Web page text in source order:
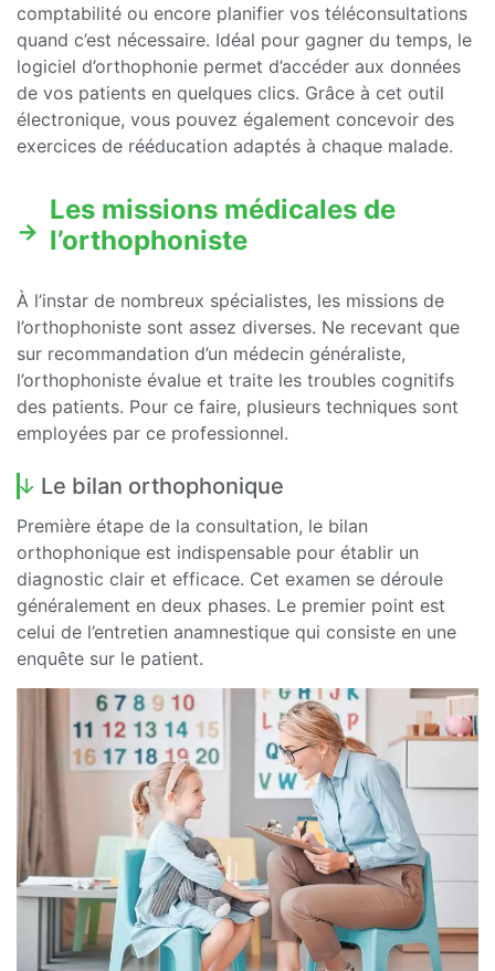
comptabilité ou encore planifier vos téléconsultations
quand c’est nécessaire. Idéal pour gagner du temps, le
logiciel d’orthophonie permet d’accéder aux données
de vos patients en quelques clics. Grâce à cet outil
électronique, vous pouvez également concevoir des
exercices de rééducation adaptés à chaque malade.
Les missions médicales de
l’orthophoniste
À l’instar de nombreux spécialistes, les missions de
l’orthophoniste sont assez diverses. Ne recevant que
sur recommandation d’un médecin généraliste,
l’orthophoniste évalue et traite les troubles cognitifs
des patients. Pour ce faire, plusieurs techniques sont
employées par ce professionnel.
Le bilan orthophonique
Première étape de la consultation, le bilan
orthophonique est indispensable pour établir un
diagnostic clair et efficace. Cet examen se déroule
généralement en deux phases. Le premier point est
celui de l’entretien anamnestique qui consiste en une
enquête sur le patient.